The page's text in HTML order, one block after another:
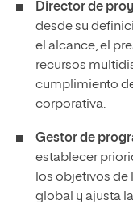
Director de
desde su
el alcance, el
recursos
cumplimiento
corporativa.
Gestor de
establecer
los objetivos de
global y ajusta